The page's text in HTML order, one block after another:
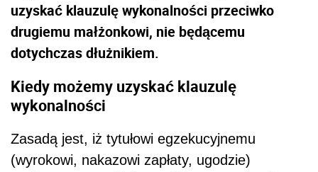
uzyskać klauzulę wykonalności przeciwko
drugiemu małżonkowi, nie będącemu
dotychczas dłużnikiem.
Kiedy możemy uzyskać klauzulę
wykonalności
Zasadą jest, iż tytułowi egzekucyjnemu
(wyrokowi, nakazowi zapłaty, ugodzie)